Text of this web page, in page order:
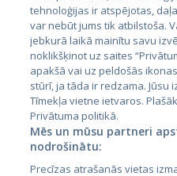
Lietuva
City24.lv
tehnoloģijas ir atspējotas,
var nebūt jums tik atbilstoša.
jebkurā laikā mainītu savu
noklikšķinot uz saites
apakšā vai uz peldošās
stūrī, ja tāda ir redzama. Jūsu
Tīmekļa vietne ietvaros.
Privātuma politikā.
Mēs un mūsu partneri
nodrošinātu:
Precīzas atrašanās vietas